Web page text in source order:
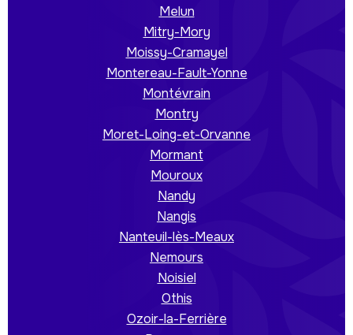
Melun
Mitry-Mory
Moissy-Cramayel
Montereau-Fault-Yonne
Montévrain
Montry
Moret-Loing-et-Orvanne
Mormant
Mouroux
Nandy
Nangis
Nanteuil-lès-Meaux
Nemours
Noisiel
Othis
Ozoir-la-Ferrière